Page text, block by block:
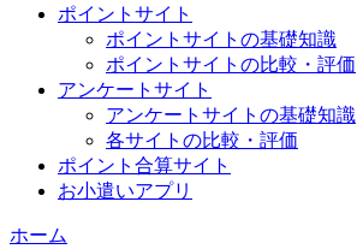
ポイントサイト
ポイントサイトの基礎知識
ポイントサイトの比較・評価
アンケートサイト
アンケートサイトの基礎知識
各サイトの比較・評価
ポイント合算サイト
お小遣いアプリ
ホーム